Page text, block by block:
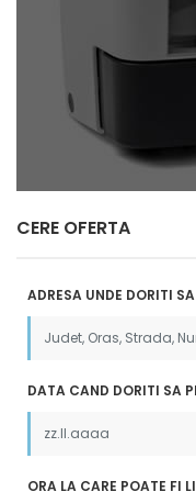
CERE OFERTA
ADRESA UNDE DORITI
DATA CAND DORITI SA
ORA LA CARE POATE FI